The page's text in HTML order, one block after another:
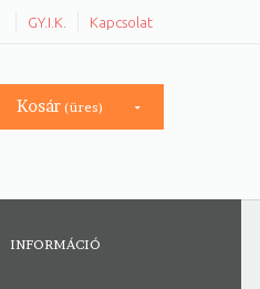
GY.I.K. Kapcsolat
Kosár (üres)
INFORMÁCIÓ